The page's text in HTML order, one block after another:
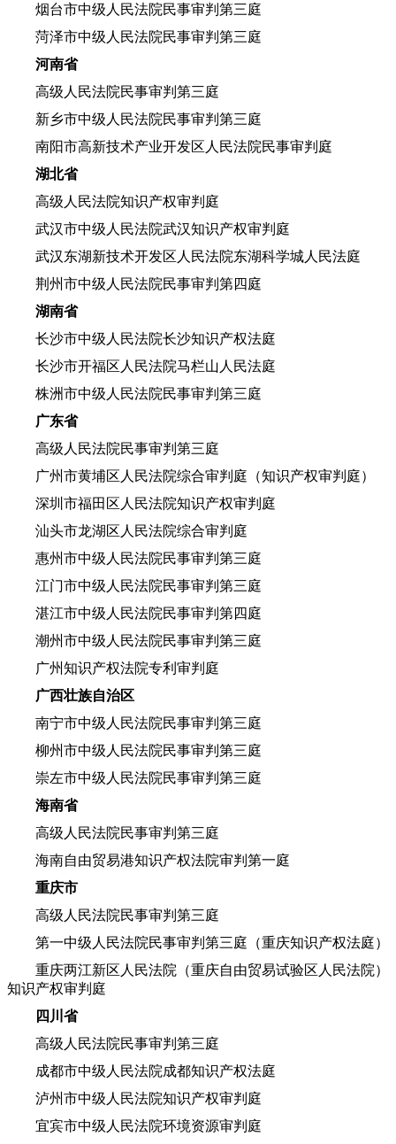
烟台市中级人民法院民事审判第三庭
菏泽市中级人民法院民事审判第三庭
河南省
高级人民法院民事审判第三庭
新乡市中级人民法院民事审判第三庭
南阳市高新技术产业开发区人民法院民事审判庭
湖北省
高级人民法院知识产权审判庭
武汉市中级人民法院武汉知识产权审判庭
武汉东湖新技术开发区人民法院东湖科学城人民法庭
荆州市中级人民法院民事审判第四庭
湖南省
长沙市中级人民法院长沙知识产权法庭
长沙市开福区人民法院马栏山人民法庭
株洲市中级人民法院民事审判第三庭
广东省
高级人民法院民事审判第三庭
广州市黄埔区人民法院综合审判庭（知识产权审判庭）
深圳市福田区人民法院知识产权审判庭
汕头市龙湖区人民法院综合审判庭
惠州市中级人民法院民事审判第三庭
江门市中级人民法院民事审判第三庭
湛江市中级人民法院民事审判第四庭
潮州市中级人民法院民事审判第三庭
广州知识产权法院专利审判庭
广西壮族自治区
南宁市中级人民法院民事审判第三庭
柳州市中级人民法院民事审判第三庭
崇左市中级人民法院民事审判第三庭
海南省
高级人民法院民事审判第三庭
海南自由贸易港知识产权法院审判第一庭
重庆市
高级人民法院民事审判第三庭
第一中级人民法院民事审判第三庭（重庆知识产权法庭）
重庆两江新区人民法院（重庆自由贸易试验区人民法院）
知识产权审判庭
四川省
高级人民法院民事审判第三庭
成都市中级人民法院成都知识产权法庭
泸州市中级人民法院知识产权审判庭
宜宾市中级人民法院环境资源审判庭